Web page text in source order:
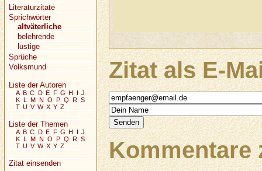
Zitat als E-
Kommentare
Literaturzitate
Sprichwörter
altväterliche
belehrende
lustige
Sprüche
Volksmund
Liste der Autoren
A B C D E F G H I J
K L M N O P Q R S
T U V W X Y Z
Liste der Themen
A B C D E F G H I J
K L M N O P Q R S
T U V W X Y Z
Zitat einsenden